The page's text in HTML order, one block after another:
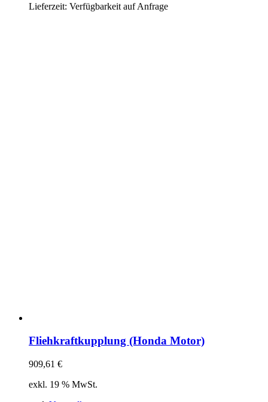
Lieferzeit: Verfügbarkeit auf Anfrage
Fliehkraftkupplung (Honda Motor)
909,61 €
exkl. 19 % MwSt.